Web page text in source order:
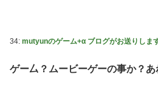
34: mutyunのゲーム+α ブログがお送りします
ゲー厶？ムービーゲーの事か？